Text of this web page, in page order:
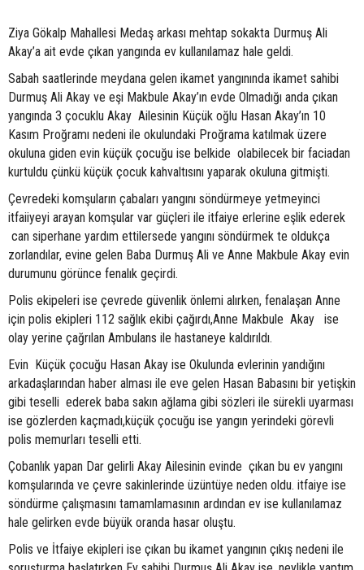
Ziya Gökalp Mahallesi Medaş arkası mehtap sokakta Durmuş Ali
Akay’a ait evde çıkan yangında ev kullanılamaz hale geldi.
Sabah saatlerinde meydana gelen ikamet yangınında ikamet sahibi
Durmuş Ali Akay ve eşi Makbule Akay’ın evde Olmadığı anda çıkan
yangında 3 çocuklu Akay Ailesinin Küçük oğlu Hasan Akay’ın 10
Kasım Proğramı nedeni ile okulundaki Proğrama katılmak üzere
okuluna giden evin küçük çocuğu ise belkide olabilecek bir faciadan
kurtuldu çünkü küçük çocuk kahvaltısını yaparak okuluna gitmişti.
Çevredeki komşuların çabaları yangını söndürmeye yetmeyinci
itfaiiyeyi arayan komşular var güçleri ile itfaiye erlerine eşlik ederek
can siperhane yardım ettilersede yangını söndürmek te oldukça
zorlandılar, evine gelen Baba Durmuş Ali ve Anne Makbule Akay evin
durumunu görünce fenalık geçirdi.
Polis ekipeleri ise çevrede güvenlik önlemi alırken, fenalaşan Anne
için polis ekipleri 112 sağlık ekibi çağırdı,Anne Makbule Akay ise
olay yerine çağrılan Ambulans ile hastaneye kaldırıldı.
Evin Küçük çocuğu Hasan Akay ise Okulunda evlerinin yandığını
arkadaşlarından haber alması ile eve gelen Hasan Babasını bir yetişkin
gibi teselli ederek baba sakın ağlama gibi sözleri ile sürekli uyarması
ise gözlerden kaçmadı,küçük çocuğu ise yangın yerindeki görevli
polis memurları teselli etti.
Çobanlık yapan Dar gelirli Akay Ailesinin evinde çıkan bu ev yangını
komşularında ve çevre sakinlerinde üzüntüye neden oldu. itfaiye ise
söndürme çalışmasını tamamlamasının ardından ev ise kullanılamaz
hale gelirken evde büyük oranda hasar oluştu.
Polis ve İtfaiye ekipleri ise çıkan bu ikamet yangının çıkış nedeni ile